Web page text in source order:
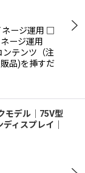
ージ運用 □
ージ運用
ンテンツ（注
品)を挿すだ
モデル│75V型
ィスプレイ｜